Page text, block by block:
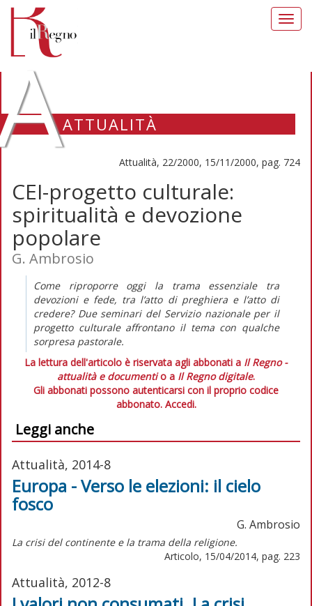
ATTUALITÀ
Attualità, 22/2000, 15/11/2000, pag. 724
CEI-progetto culturale:
spiritualità e devozione
popolare
G. Ambrosio
Come riproporre oggi la trama essenziale tra
devozioni e fede, tra l’atto di preghiera e l’atto di
credere? Due seminari del Servizio nazionale per il
progetto culturale affrontano il tema con qualche
sorpresa pastorale.
La lettura dell'articolo è riservata agli abbonati a Il Regno -
attualità e documentio a Il Regno digitale.
Gli abbonati possono autenticarsi con il proprio codice
abbonato. Accedi.
Leggi anche
Attualità, 2014-8
Europa - Verso le elezioni: il cielo
fosco
G. Ambrosio
La crisi del continente e la trama della religione.
Articolo, 15/04/2014, pag. 223
Attualità, 2012-8